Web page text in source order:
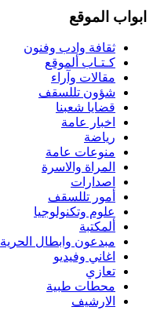
ابواب الموقع
ثقافة وادب وفنون
كـتـاب ألموقع
مقالات وآراء
شؤون تللسقف
قضايا شعبنا
اخبار عامة
رياضة
منوعات عامة
المراة والاسرة
اصدارات
أمور تللسقف
علوم وتكنولوجيا
ألمكتبة
مبدعون وابطال الحرية
اغاني وفيديو
تعازي
محطات طبية
الارشيف